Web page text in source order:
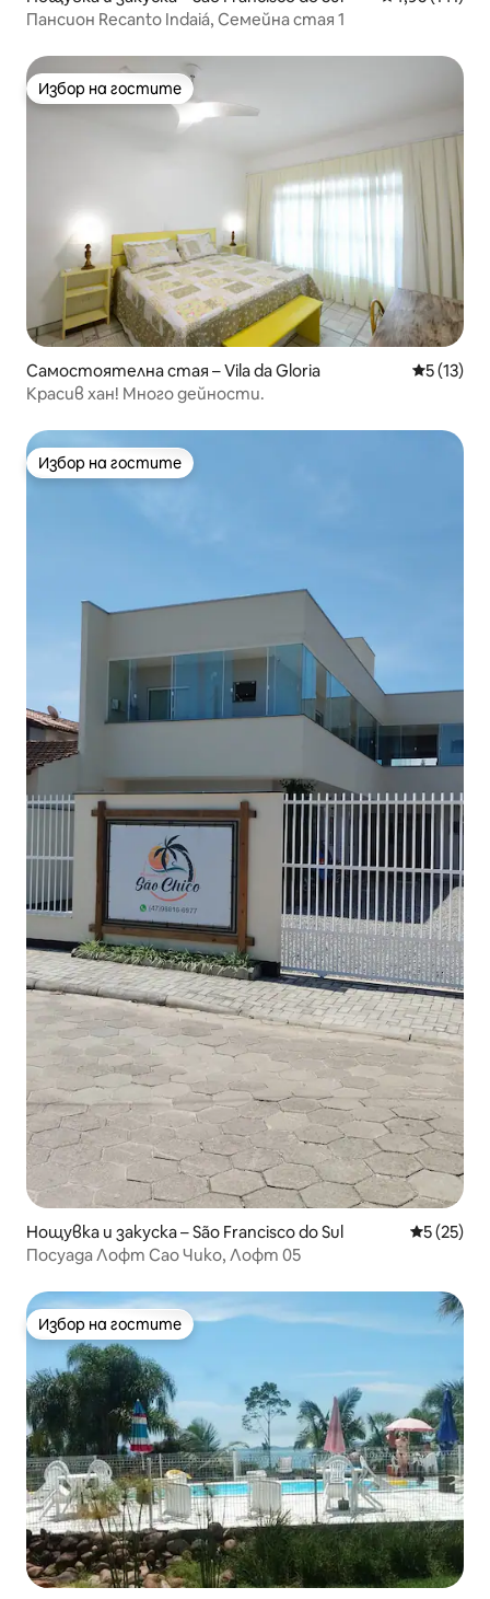
Пансион Recanto Indaiá, Семейна стая 1
Избор на гостите
Избор на гостите
Самостоятелна стая – Vila da Gloria Средна
5 (13)
Красив хан! Много дейности.
Избор на гостите
Избор на гостите
Нощувка и закуска – São Francisco do Sul Средна
5 (25)
Посуада Лофт Сао Чико, Лофт 05
Избор на гостите
Избор на гостите